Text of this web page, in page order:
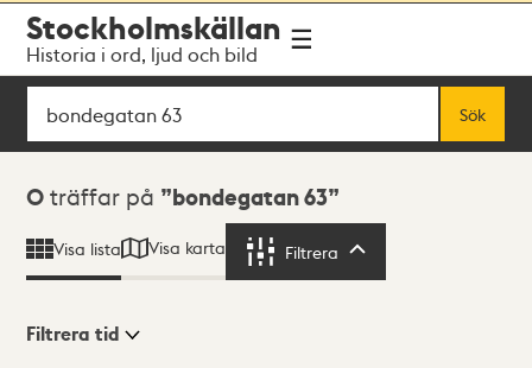
navigationen
huvudinnehållet
Stockholmskällan
Historia i ord, ljud och bild
Sök
Sök
Sökresultat
0 träffar på bondegatan 63
Visa lista Visa karta Filtrera
Filtrera tid